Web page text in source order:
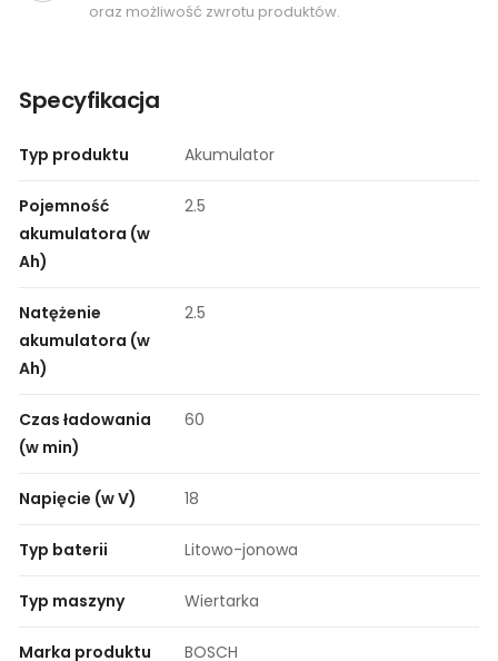
oraz możliwość zwrotu produktów.
Specyfikacja
Typ produktu Akumulator
Pojemność
akumulatora (w
Ah)
2.5
Natężenie
akumulatora (w
Ah)
2.5
Czas ładowania
(w min)
60
Napięcie (w V) 18
Typ baterii Litowo-jonowa
Typ maszyny Wiertarka
Marka produktu BOSCH